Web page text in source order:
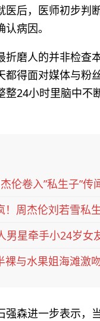
医后，医师初步判
病因。
折磨人的并非检查
都得面对媒体与粉
整24小时里脑中不
伦卷入”私生子”
！周杰伦刘若雪私
男星牵手小24岁女
裸与水果姐海滩激
强森进一步表示，